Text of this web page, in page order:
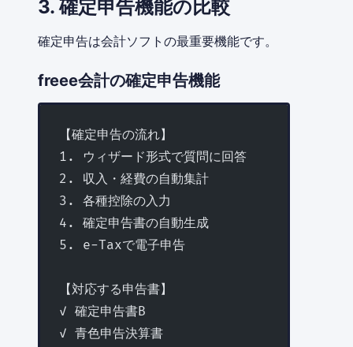
3. 確定申告機能の比較
確定申告は会計ソフトの最重要機能です。
freee会計の確定申告機能
【確定申告の流れ】
1. ウィザード形式で質問に回答
2. 収入・経費の自動集計
3. 各種控除の入力
4. 確定申告書の自動生成
5. e-Taxで電子申告
【対応する申告書】
✓ 確定申告書B
✓ 青色申告決算書